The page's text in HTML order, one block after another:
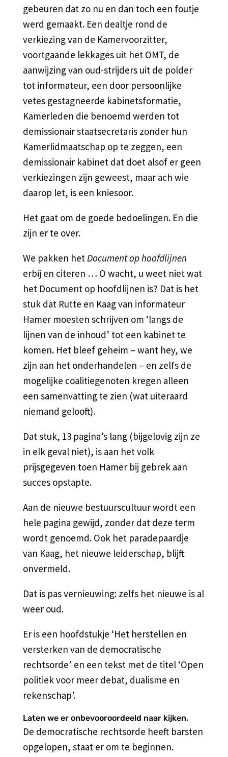
gebeuren dat zo nu en dan toch een foutje
werd gemaakt. Een dealtje rond de
verkiezing van de Kamervoorzitter,
voortgaande lekkages uit het OMT, de
aanwijzing van oud-strijders uit de polder
tot informateur, een door persoonlijke
vetes gestagneerde kabinetsformatie,
Kamerleden die benoemd werden tot
demissionair staatsecretaris zonder hun
Kamerlidmaatschap op te zeggen, een
demissionair kabinet dat doet alsof er geen
verkiezingen zijn geweest, maar ach wie
daarop let, is een kniesoor.
Het gaat om de goede bedoelingen. En die
zijn er te over.
We pakken het Document op hoofdlijnen
erbij en citeren … O wacht, u weet niet wat
het Document op hoofdlijnen is? Dat is het
stuk dat Rutte en Kaag van informateur
Hamer moesten schrijven om ‘langs de
lijnen van de inhoud’ tot een kabinet te
komen. Het bleef geheim – want hey, we
zijn aan het onderhandelen – en zelfs de
mogelijke coalitiegenoten kregen alleen
een samenvatting te zien (wat uiteraard
niemand gelooft).
Dat stuk, 13 pagina’s lang (bijgelovig zijn ze
in elk geval niet), is aan het volk
prijsgegeven toen Hamer bij gebrek aan
succes opstapte.
Aan de nieuwe bestuurscultuur wordt een
hele pagina gewijd, zonder dat deze term
wordt genoemd. Ook het paradepaardje
van Kaag, het nieuwe leiderschap, blijft
onvermeld.
Dat is pas vernieuwing: zelfs het nieuwe is al
weer oud.
Er is een hoofdstukje ‘Het herstellen en
versterken van de democratische
rechtsorde’ en een tekst met de titel ‘Open
politiek voor meer debat, dualisme en
rekenschap’.
Laten we er onbevooroordeeld naar kijken.
De democratische rechtsorde heeft barsten
opgelopen, staat er om te beginnen.